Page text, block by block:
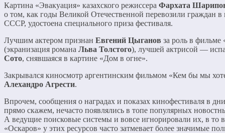
Картина «Эвакуация» казахского режиссера Фархата
о том, как годы Великой Отечественной перевозили граждан
СССР, удостоена специального приза фестиваля.
Лучшим актером признан Евгений Цыганов за роль в фильме
(экранизация романа Льва Толстого), лучшей актрисой —
Сото, снявшаяся в картине «Дом в огне».
Закрывался киносмотр аргентинским фильмом «Кем бы мы
Алехандро Агрести.
Впрочем, сообщения о наградах и показах кинофестиваля в
прямо скажем, нечасто появлялись в топе популярных
А ведущие поисковые системы и вовсе игнорировали их, в то
«Оскаров» у этих ресурсов часто затмевает более значимые